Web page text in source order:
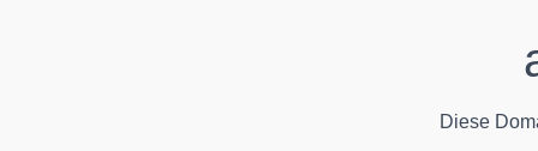
Diese